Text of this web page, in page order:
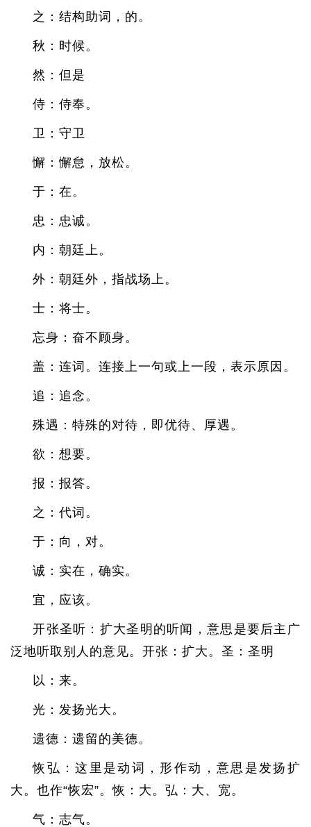
之：结构助词，的。
秋：时候。
然：但是
侍：侍奉。
卫：守卫
懈：懈怠，放松。
于：在。
忠：忠诚。
内：朝廷上。
外：朝廷外，指战场上。
士：将士。
忘身：奋不顾身。
盖：连词。连接上一句或上一段，表示原因。
追：追念。
殊遇：特殊的对待，即优待、厚遇。
欲：想要。
报：报答。
之：代词。
于：向，对。
诚：实在，确实。
宜，应该。
开张圣听：扩大圣明的听闻，意思是要后主广
泛地听取别人的意见。开张：扩大。圣：圣明
以：来。
光：发扬光大。
遗德：遗留的美德。
恢弘：这里是动词，形作动，意思是发扬扩
大。也作“恢宏”。恢：大。弘：大、宽。
气：志气。